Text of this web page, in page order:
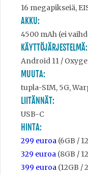
16 megapikseiä,
AKKU:
4500 mAh (ei
KÄYTTÖJÄRJESTELMÄ:
Android 11 /
MUUTA:
tupla-SIM, 5G,
LIITÄNNÄT:
USB-C
HINTA:
299 euroa (6GB /
329 euroa (8GB /
399 euroa (12GB /